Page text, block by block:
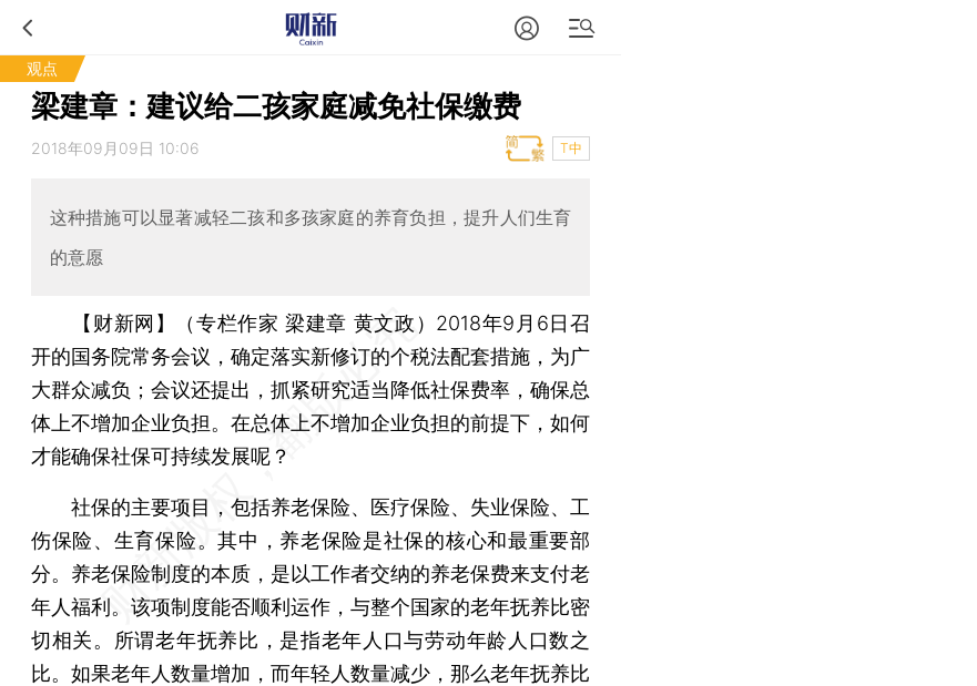
观点
梁建章：建议给二孩家庭减免社保缴费
2018年09月09日 10:06 T中
这种措施可以显著减轻二孩和多孩家庭的养育负担，提升人们生育
的意愿
【财新网】（专栏作家 梁建章 黄文政） 2018年9月6日召
开的国务院常务会议，确定落实新修订的个税法配套措施，为广
大群众减负；会议还提出，抓紧研究适当降低社保费率，确保总
体上不增加企业负担。在总体上不增加企业负担的前提下，如何
才能确保社保可持续发展呢？
社保的主要项目，包括养老保险、医疗保险、失业保险、工
伤保险、生育保险。其中，养老保险是社保的核心和最重要部
分。养老保险制度的本质，是以工作者交纳的养老保费来支付老
年人福利。该项制度能否顺利运作，与整个国家的老年抚养比密
切相关。所谓老年抚养比，是指老年人口与劳动年龄人口数之
比。如果老年人数量增加，而年轻人数量减少，那么老年抚养比